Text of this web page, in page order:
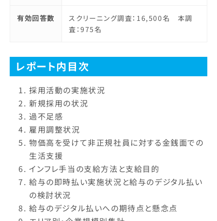
有効回答数
スクリーニング調査：16,500名 本調
査：975名
レポート内目次
採用活動の実施状況
新規採用の状況
過不足感
雇用調整状況
物価高を受けて非正規社員に対する金銭面での
生活支援
インフレ手当の支給方法と支給目的
給与の即時払い実施状況と給与のデジタル払い
の検討状況
給与のデジタル払いへの期待点と懸念点